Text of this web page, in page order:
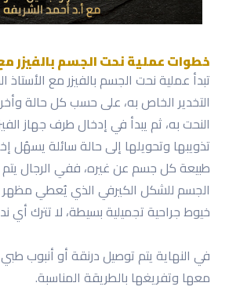
خطوات عملية نحت الجسم بالفيزر
تبدأ عملية نحت الجسم بالفيزر مع
التخدير الخاص به، على حسب كل حالة
النحت به، ثم يبدأ في إدخال طرف جهاز
تذويبها وتحويلها إلى حالة سائلة يسهُل
طبيعة كل جسم عن غيره، ففي الرجال
الجسم للشكل الكيرفي الذي يُعطي مظهر
خيوط جراحية تجميلية بسيطة، لا تترك أي
في النهاية يتم توصيل درنقة أو أنبوب
معها وتفريغها بالطريقة المناسبة.